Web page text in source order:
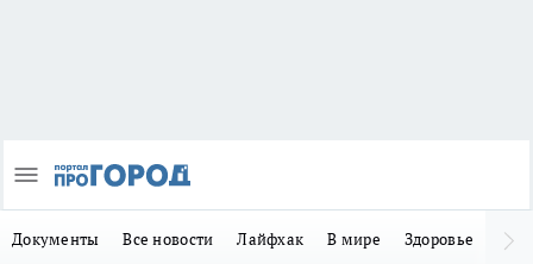
Документы Все новости Лайфхак В мире Здоровье